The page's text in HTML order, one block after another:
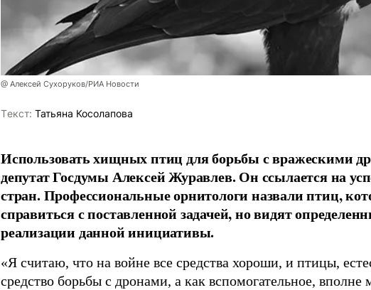
@ Алексей Сухоруков/РИА Новости
Tекст: Татьяна Косолапова
Использовать хищных птиц для борьбы с вражескими
депутат Госдумы Алексей Журавлев. Он ссылается на
стран. Профессиональные орнитологи назвали птиц,
справиться с поставленной задачей, но видят
реализации данной инициативы.
«Я считаю, что на войне все средства хороши, и птицы,
средство борьбы с дронами, а как вспомогательное, вполне